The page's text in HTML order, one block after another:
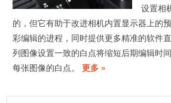
设置相
的，但它有助于改进相机内置显示器上的
彩编辑的进程，同时提供更多精准的软件
列图像设置一致的白点将缩短后期编辑时
每张图像的白点。
更多 »